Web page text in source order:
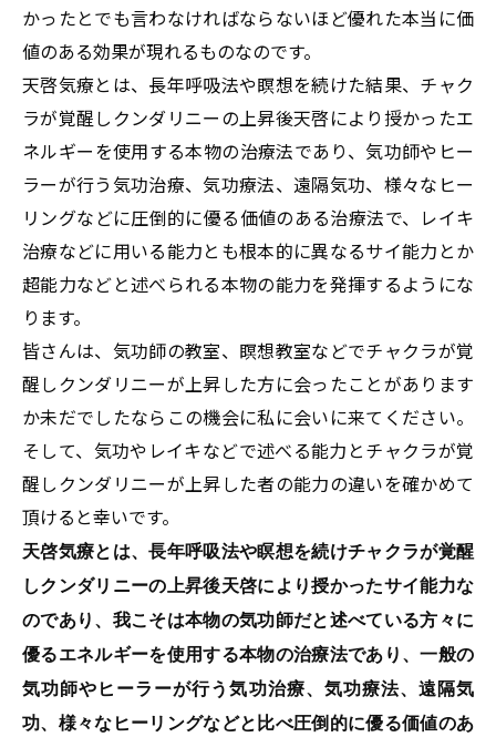
かったとでも言わなければならないほど優れた本当に価
値のある効果が現れるものなのです。
天啓気療とは、長年呼吸法や瞑想を続けた結果、チャク
ラが覚醒しクンダリニーの上昇後天啓により授かったエ
ネルギーを使用する本物の治療法であり、気功師やヒー
ラーが行う気功治療、気功療法、遠隔気功、様々なヒー
リングなどに圧倒的に優る価値のある治療法で、レイキ
治療などに用いる能力とも根本的に異なるサイ能力とか
超能力などと述べられる本物の能力を発揮するようにな
ります。
皆さんは、気功師の教室、瞑想教室などでチャクラが覚
醒しクンダリニーが上昇した方に会ったことがあります
か未だでしたならこの機会に私に会いに来てください。
そして、気功やレイキなどで述べる能力とチャクラが覚
醒しクンダリニーが上昇した者の能力の違いを確かめて
頂けると幸いです。
天啓気療とは、長年呼吸法や瞑想を続けチャクラが覚醒
しクンダリニーの上昇後天啓により授かったサイ能力な
のであり、我こそは本物の気功師だと述べている方々に
優るエネルギーを使用する本物の治療法であり、一般の
気功師やヒーラーが行う気功治療、気功療法、遠隔気
功、様々なヒーリングなどと比べ圧倒的に優る価値のあ